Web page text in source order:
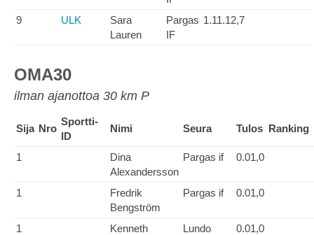
9 ULK
Sara
Lauren
Pargas
IF
1.11.12,7
OMA30
ilman ajanottoa 30 km P
Sija Nro
Sportti-
ID
Nimi Seura Tulos Ranking
1
Dina
Alexandersson
Pargas if 0.01,0
1
Fredrik
Bengström
Pargas if 0.01,0
1
Kenneth
Lundo 0.01,0